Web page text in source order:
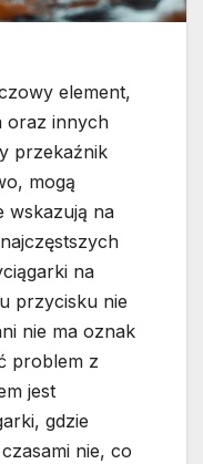
element,
oraz innych
przekaźnik
mogą
wskazują na
na
przycisku nie
nie ma oznak
problem z
jest
gdzie
nie, co